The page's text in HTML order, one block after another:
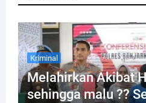
Kriminal
Melahirkan Akibat
sehingga malu ??